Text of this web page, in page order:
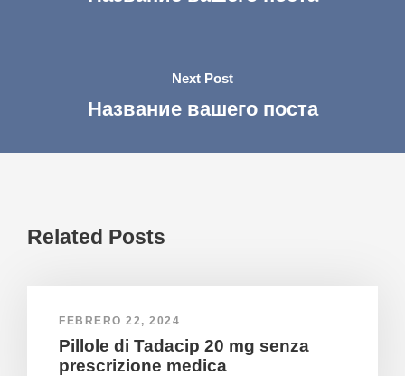
Next Post
Название вашего поста
Related Posts
FEBRERO 22, 2024
Pillole di Tadacip 20 mg senza
prescrizione medica